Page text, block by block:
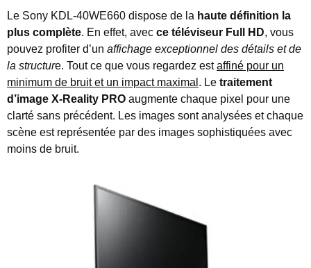
Le Sony KDL-40WE660 dispose de la haute définition la
plus complète. En effet, avec ce téléviseur Full HD, vous
pouvez profiter d’un affichage exceptionnel des détails et de
la structure. Tout ce que vous regardez estaffiné pour un
minimum de bruit et un impact maximal . Le traitement
d’image X-Reality PRO augmente chaque pixel pour une
clarté sans précédent. Les images sont analysées et chaque
scène est représentée par des images sophistiquées avec
moins de bruit.